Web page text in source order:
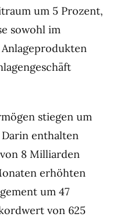
um 5 Prozent,
sowohl im
stiegen um
enthalten
8 Milliarden
erhöhten
um 47
von 625